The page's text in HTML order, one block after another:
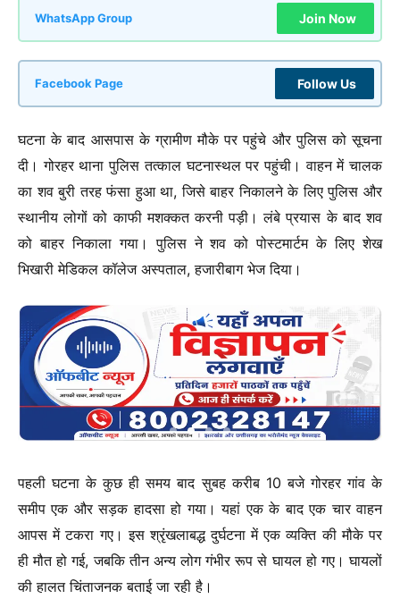
WhatsApp Group Join Now
Facebook Page Follow Us
घटना के बाद आसपास के ग्रामीण मौके पर पहुंचे और पुलिस को सूचना
दी। गोरहर थाना पुलिस तत्काल घटनास्थल पर पहुंची। वाहन में चालक
का शव बुरी तरह फंसा हुआ था, जिसे बाहर निकालने के लिए पुलिस और
स्थानीय लोगों को काफी मशक्कत करनी पड़ी। लंबे प्रयास के बाद शव
को बाहर निकाला गया। पुलिस ने शव को पोस्टमार्टम के लिए शेख
भिखारी मेडिकल कॉलेज अस्पताल, हजारीबाग भेज दिया।
पहली घटना के कुछ ही समय बाद सुबह करीब 10 बजे गोरहर गांव के
समीप एक और सड़क हादसा हो गया। यहां एक के बाद एक चार वाहन
आपस में टकरा गए। इस श्रृंखलाबद्ध दुर्घटना में एक व्यक्ति की मौके पर
ही मौत हो गई, जबकि तीन अन्य लोग गंभीर रूप से घायल हो गए। घायलों
की हालत चिंताजनक बताई जा रही है।